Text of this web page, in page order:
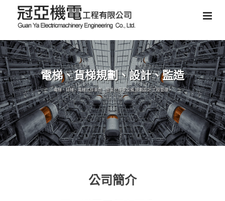
電梯、貨梯規劃、設計、監造
電梯、貨梯、電梯式停車塔、智能化停車設備,規劃設計,工程管理。
公司簡介